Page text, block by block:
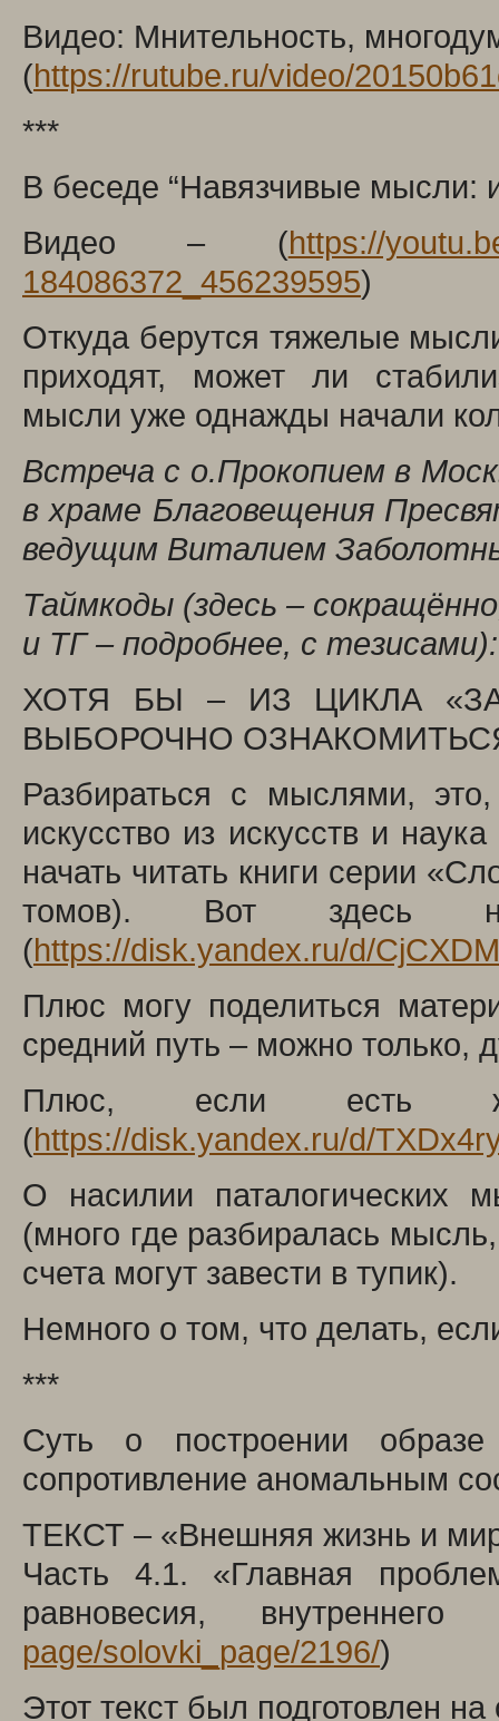
Видео: Мнительность,
(https://rutube.ru/video/
***
В беседе “Навязчивые мысли:
Видео – (https://
184086372_456239595)
Откуда берутся тяжелые
приходят, может ли
мысли уже однажды начали
Встреча с о.Прокопием в
в храме Благовещения
ведущим Виталием
Таймкоды (здесь –
и ТГ – подробнее, с тезисами):
ХОТЯ БЫ – ИЗ ЦИКЛА
ВЫБОРОЧНО
Разбираться с мыслями,
искусство из искусств и
начать читать книги серии
томов). Вот здесь
(https://disk.yandex.ru/d/
Плюс могу поделиться
средний путь – можно только,
Плюс, если есть
(https://disk.yandex.ru/d/
О насилии паталогических
(много где разбиралась
счета могут завести в тупик).
Немного о том, что делать,
***
Суть о построении
сопротивление аномальным
ТЕКСТ – «Внешняя жизнь и
Часть 4.1. «Главная
равновесия,
page/solovki_page/2196/)
Этот текст был подготовлен